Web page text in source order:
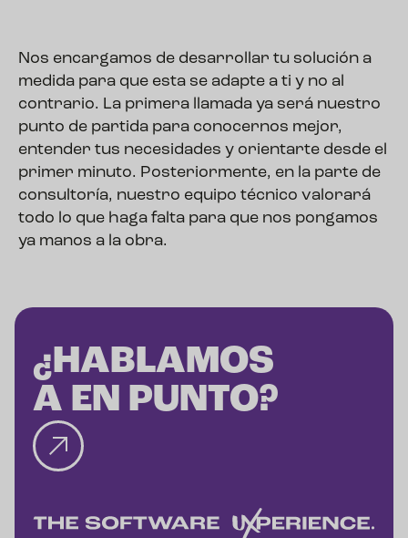
Nos encargamos de desarrollar tu solución a
medida para que esta se adapte a ti y no al
contrario. La primera llamada ya será nuestro
punto de partida para conocernos mejor,
entender tus necesidades y orientarte desde el
primer minuto. Posteriormente, en la parte de
consultoría, nuestro equipo técnico valorará
todo lo que haga falta para que nos pongamos
ya manos a la obra.
¿HABLAMOS
A EN PUNTO?